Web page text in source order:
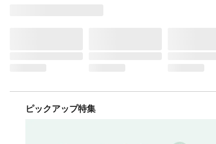
ピックアップ特集